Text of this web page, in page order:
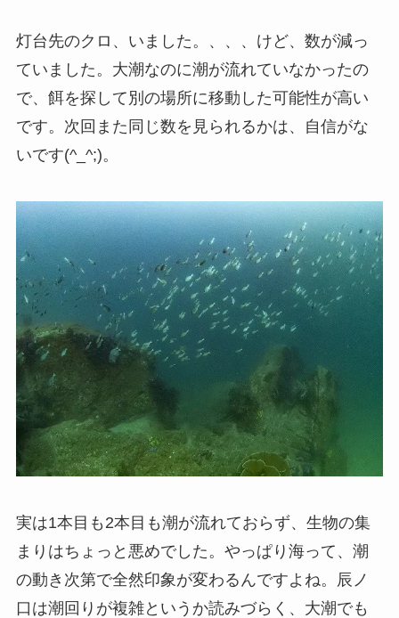
灯台先のクロ、いました。、、、けど、数が減っ
ていました。大潮なのに潮が流れていなかったの
で、餌を探して別の場所に移動した可能性が高い
です。次回また同じ数を見られるかは、自信がな
いです(^_^;)。
実は1本目も2本目も潮が流れておらず、生物の集
まりはちょっと悪めでした。やっぱり海って、潮
の動き次第で全然印象が変わるんですよね。辰ノ
口は潮回りが複雑というか読みづらく、大潮でも